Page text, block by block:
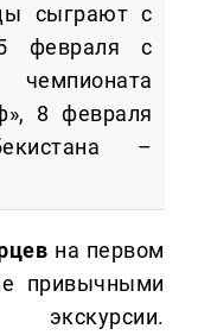
сыграют с
февраля с
8 февраля
–
на первом
привычными